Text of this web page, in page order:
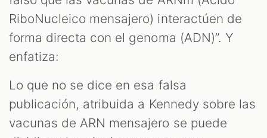
RiboNucleico mensajero) interactúen de
forma directa con el genoma (ADN)”. Y
enfatiza:
Lo que no se dice en esa falsa
publicación, atribuida a Kennedy sobre las
vacunas de ARN mensajero se puede